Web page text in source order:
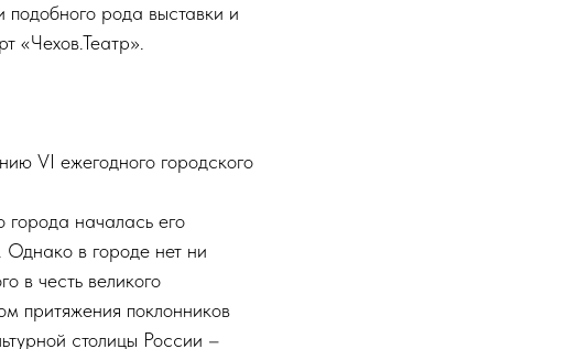
подобного рода выставки и
«Чехов.Театр».
VI ежегодного городского
города началась его
Однако в городе нет ни
в честь великого
притяжения поклонников
столицы России –